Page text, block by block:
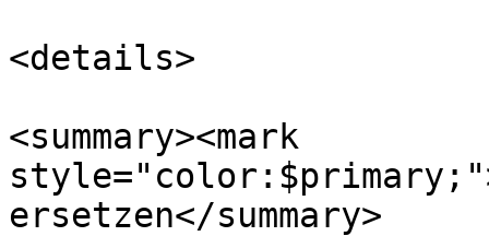
<details>
<summary><mark
ersetzen</summary>